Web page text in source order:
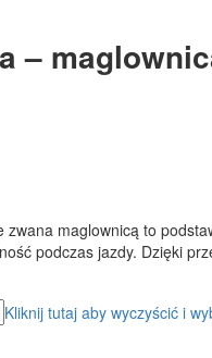
–
maglownicą to
podczas jazdy. Dzięki
Kliknij tutaj aby wyczyścić i